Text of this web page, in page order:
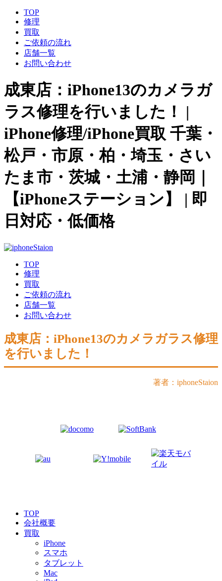
TOP
修理
買取
ご依頼の流れ
店舗一覧
お問い合わせ
成東店：iPhone13のカメラガ
ラス修理を行いました！ |
iPhone修理/iPhone買取 千葉・
松戸・市原・柏・埼玉・さい
たま市・茨城・土浦・静岡｜
【iPhoneステーション】 | 即
日対応・低価格
TOP
修理
買取
ご依頼の流れ
店舗一覧
お問い合わせ
成東店：iPhone13のカメラガラス修理
を行いました！
著者：iphoneStaion
TOP
会社概要
買取
iPhone
スマホ
タブレット
Mac